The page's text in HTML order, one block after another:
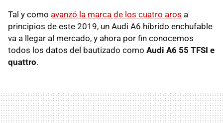
Tal y como avanzó la marca de los cuatro aros a
principios de este 2019, un Audi A6 híbrido enchufable
va a llegar al mercado, y ahora por fin conocemos
todos los datos del bautizado como Audi A6 55 TFSI e
quattro.